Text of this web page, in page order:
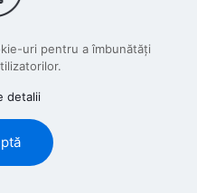
uri pentru a îmbunătăți
detalii